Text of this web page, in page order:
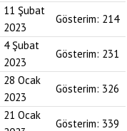
11 Şubat
2023
Gösterim: 214
4 Şubat
2023
Gösterim: 231
28 Ocak
2023
Gösterim: 326
21 Ocak
Gösterim: 339